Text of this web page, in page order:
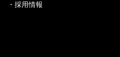
・採用情報